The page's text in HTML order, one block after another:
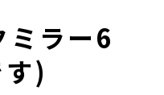
ミラー6
)